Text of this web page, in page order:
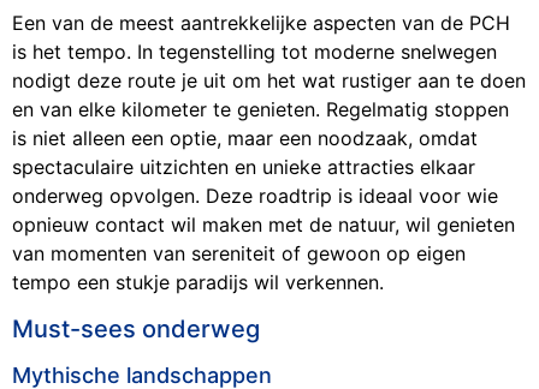
Een van de meest aantrekkelijke aspecten van de PCH
is het tempo. In tegenstelling tot moderne snelwegen
nodigt deze route je uit om het wat rustiger aan te doen
en van elke kilometer te genieten. Regelmatig stoppen
is niet alleen een optie, maar een noodzaak, omdat
spectaculaire uitzichten en unieke attracties elkaar
onderweg opvolgen. Deze roadtrip is ideaal voor wie
opnieuw contact wil maken met de natuur, wil genieten
van momenten van sereniteit of gewoon op eigen
tempo een stukje paradijs wil verkennen.
Must-sees onderweg
Mythische landschappen